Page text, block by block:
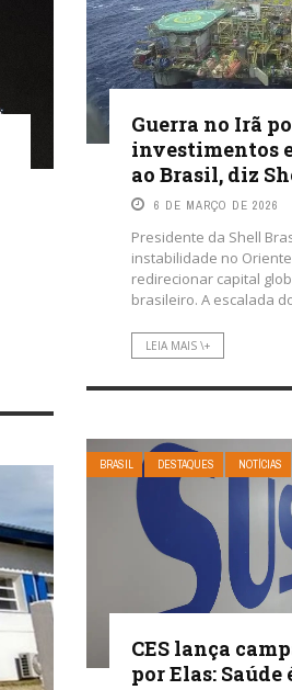
Guerra no Irã
investimentos
ao Brasil, diz
6 DE MARÇO DE 2026
Presidente da Shell
instabilidade no
redirecionar capital
brasileiro. A escalada
LEIA MAIS \+
BRASIL DESTAQUES NOTÍCIAS
CES lança
por Elas: